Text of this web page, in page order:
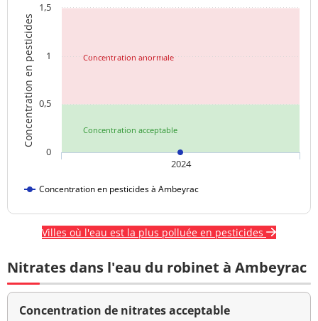
Concentration acceptable
Concentration anormale
Concentration en pesticides
Concentration en pesticides à Ambeyrac
2024
0
0,5
1
1,5
Villes où l'eau est la plus polluée en pesticides
Nitrates dans l'eau du robinet à Ambeyrac
Concentration de nitrates acceptable